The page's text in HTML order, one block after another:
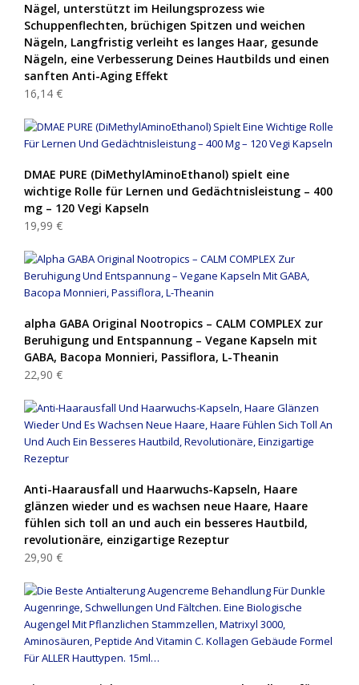
Nägel, unterstützt im Heilungsprozess wie
Schuppenflechten, brüchigen Spitzen und weichen
Nägeln, Langfristig verleiht es langes Haar, gesunde
Nägeln, eine Verbesserung Deines Hautbilds und einen
sanften Anti-Aging Effekt
16,14 €
DMAE PURE (DiMethylAminoEthanol) spielt eine
wichtige Rolle für Lernen und Gedächtnisleistung – 400
mg – 120 Vegi Kapseln
19,99 €
alpha GABA Original Nootropics – CALM COMPLEX zur
Beruhigung und Entspannung – Vegane Kapseln mit
GABA, Bacopa Monnieri, Passiflora, L-Theanin
22,90 €
Anti-Haarausfall und Haarwuchs-Kapseln, Haare
glänzen wieder und es wachsen neue Haare, Haare
fühlen sich toll an und auch ein besseres Hautbild,
revolutionäre, einzigartige Rezeptur
29,90 €